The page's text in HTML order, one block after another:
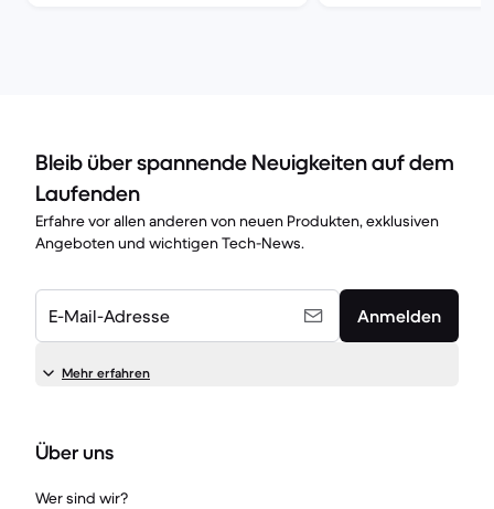
Bleib über spannende Neuigkeiten auf dem
Laufenden
Erfahre vor allen anderen von neuen Produkten, exklusiven
Angeboten und wichtigen Tech-News.
E-Mail-Adresse Anmelden
Mehr erfahren
Über uns
Wer sind wir?